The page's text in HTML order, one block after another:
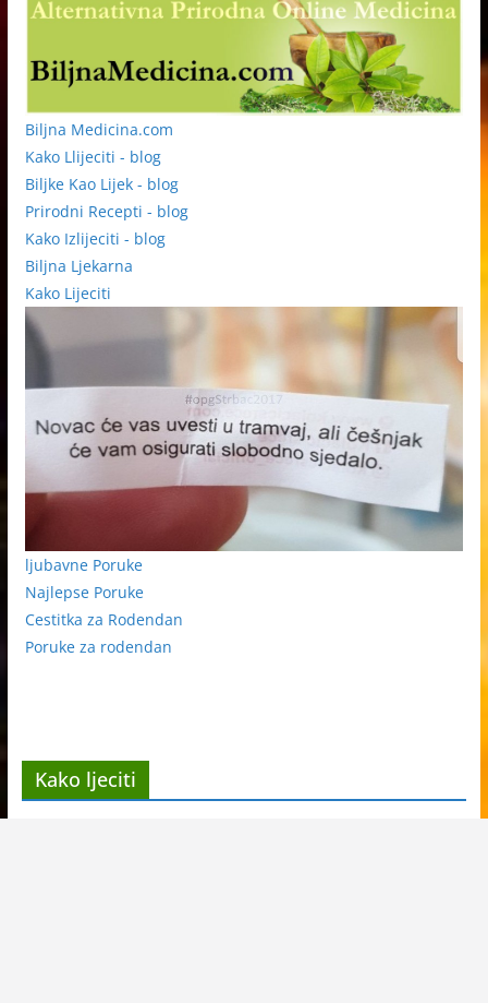
Biljna Medicina.com
Kako Llijeciti - blog
Biljke Kao Lijek - blog
Prirodni Recepti - blog
Kako Izlijeciti - blog
Biljna Ljekarna
Kako Lijeciti
ljubavne Poruke
Najlepse Poruke
Cestitka za Rodendan
Poruke za rodendan
Kako ljeciti